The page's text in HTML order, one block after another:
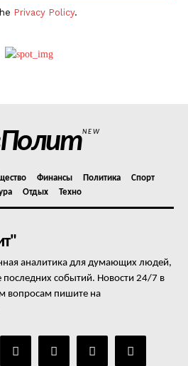
Privacy Policy.
NEW
Финансы Политика
Спорт
Отдых Техно
аналитика для думающих людей,
последних событий. Новости 24/7 в
вопросам пишите на